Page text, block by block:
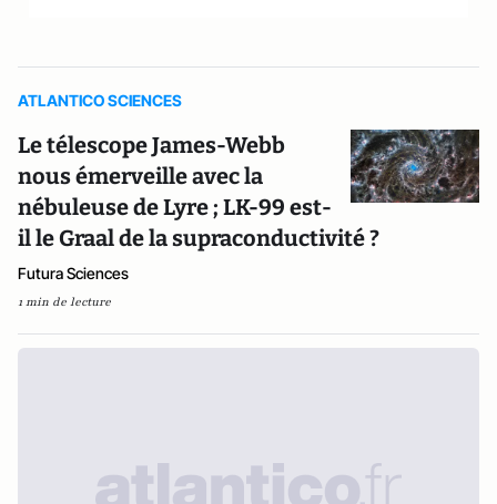
ATLANTICO SCIENCES
Le télescope James-Webb
nous émerveille avec la
nébuleuse de Lyre ; LK-99 est-
il le Graal de la supraconductivité ?
Futura Sciences
1 min de lecture